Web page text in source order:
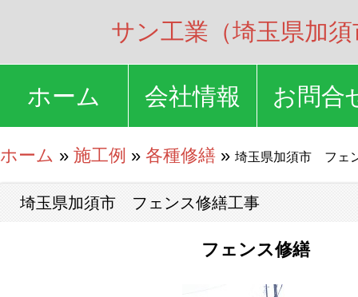
サン工業（埼玉県加須
ホーム 会社情報 お問合
ホーム » 施工例 » 各種修繕 » 埼玉県加須市 フェ
埼玉県加須市 フェンス修繕工事
フェンス修繕